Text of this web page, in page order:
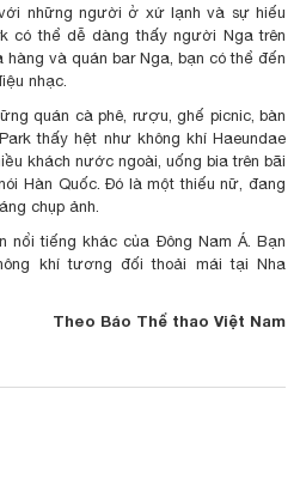
những người ở xứ lạnh và sự hiếu
có thể dễ dàng thấy người Nga trên
hàng và quán bar Nga, bạn có thể đến
nhạc.
quán cà phê, rượu, ghế picnic, bàn
thấy hệt như không khí Haeundae
khách nước ngoài, uống bia trên bãi
Hàn Quốc. Đó là một thiếu nữ, đang
chụp ảnh.
nổi tiếng khác của Đông Nam Á. Bạn
khí tương đối thoải mái tại Nha
Theo Báo Thể thao Việt Nam